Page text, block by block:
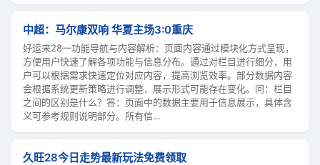
中超：马尔康双响 华夏主场3:0重庆
好运来28—功能导航与内容解析：页面内容通过模块化方式呈现，
方便用户快速了解各项功能与信息分布。通过对栏目进行细分，用
户可以根据需求快速定位对应内容，提高浏览效率。部分数据内容
会根据系统更新策略进行调整，展示形式可能存在变化。问：栏目
之间的区别是什么？答：页面中的数据主要用于信息展示，具体含
义可参考规则说明部分。所有信…
久旺28今日走势最新玩法免费领取